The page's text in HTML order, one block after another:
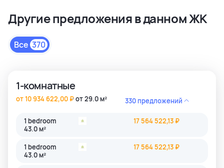
коммерческих объектах и жилой недвижимости
высокого качества в сегментах недвижимости
премиального и среднего класса. Среди районов
застройки как престижные комьюнити Бангкока, так и
Другие предложения в данном ЖК
Все 370
1-комнатные
от 29.0 м²
от 10 934 622,00 ₽ 330 предложений
1 bedroom
43.0 м²
17 564 522,13 ₽
1 bedroom
43.0 м²
17 564 522,13 ₽